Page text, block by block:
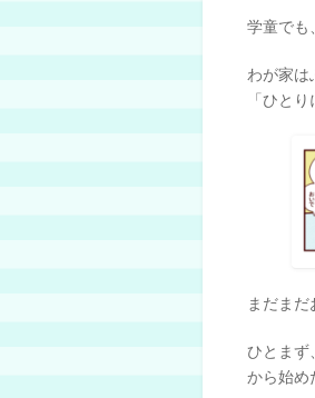
学童でも
わが家は
「ひと
まだま
ひとまず
から始め